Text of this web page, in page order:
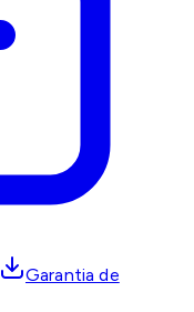
Garantia de